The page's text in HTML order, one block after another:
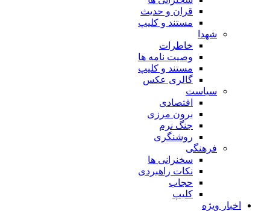
قران و حدیث
مستند و کلیپ
شهدا
خاطرات
وصیت نامه ها
مستند و کلیپ
گالری عکس
سیاست
اقتصادی
برون مرزی
جنگ نرم
روشنگری
فرهنگی
سخنرانی ها
نکات راهبردی
حجاب
کلیپ
اخبار ویژه